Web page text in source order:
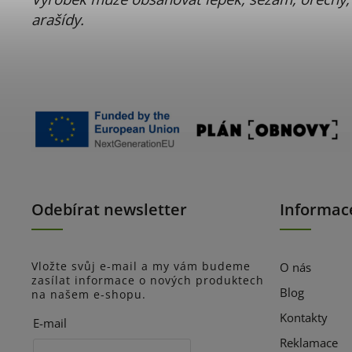
arašídy.
Odebírat newsletter
Vložte svůj e-mail a my vám budeme
zasílat informace o nových produktech
na našem e-shopu.
E-mail
O nás
Blog
Kontakty
Reklamace